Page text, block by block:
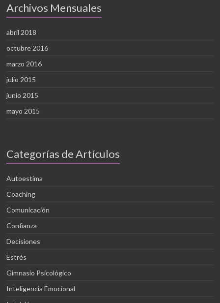
Archivos Mensuales
abril 2018
octubre 2016
marzo 2016
julio 2015
junio 2015
mayo 2015
Categorías de Artículos
Autoestima
Coaching
Comunicación
Confianza
Decisiones
Estrés
Gimnasio Psicológico
Inteligencia Emocional